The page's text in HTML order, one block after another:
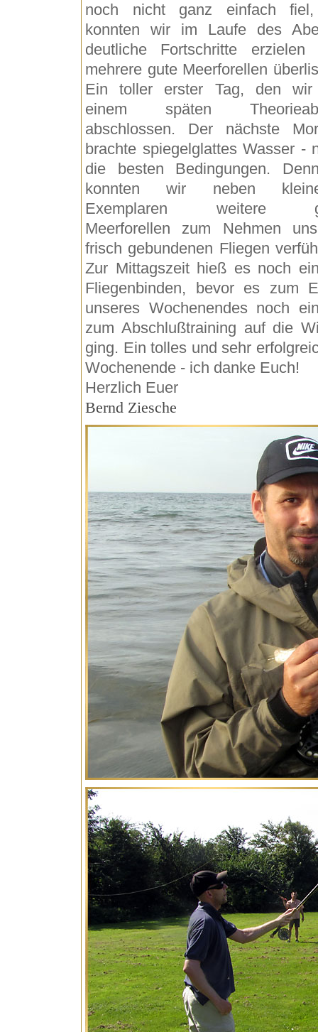
noch nicht ganz einfach
konnten wir im Laufe des
deutliche Fortschritte erzielen
mehrere gute Meerforellen
Ein toller erster Tag, den
einem späten
abschlossen. Der nächste
brachte spiegelglattes Wasser -
die besten Bedingungen.
konnten wir neben
Exemplaren weitere
Meerforellen zum Nehmen
frisch gebundenen Fliegen
Zur Mittagszeit hieß es noch
Fliegenbinden, bevor es zum
unseres Wochenendes noch
zum Abschlußtraining auf die
ging. Ein tolles und sehr
Wochenende - ich danke Euch!
Herzlich Euer
Bernd Ziesche